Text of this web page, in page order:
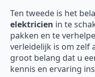
Ten tweede is het
elektricien in te
pakken en te
verleidelijk is om zelf
groot belang dat u
kennis en ervaring